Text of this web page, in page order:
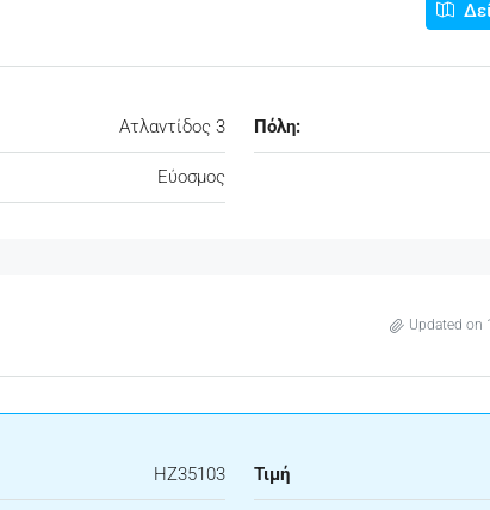
Ατλαντίδος 3 Πόλη:
Εύοσμος
Updated on
HZ35103 Τιμή